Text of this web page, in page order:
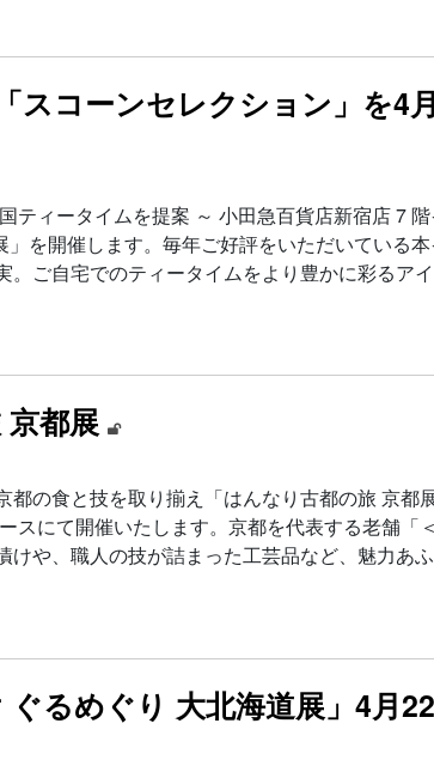
スコーンセレクション」を4
ティータイムを提案 ～ 小田急百貨店新宿店 7
を開催します。毎年ご好評をいただいている
ご自宅でのティータイムをより豊かに彩るアイ
京都展
の食と技を取り揃え「はんなり古都の旅 京都
スにて開催いたします。京都を代表する老舗「
や、職人の技が詰まった工芸品など、魅力あ
ぐるめぐり 大北海道展」4月